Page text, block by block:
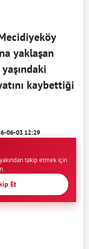
yaklaşan
kaybettiği
06-03 12:29
takip etmek için
Et